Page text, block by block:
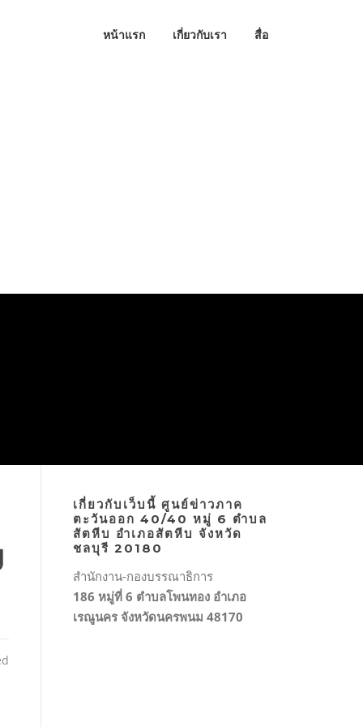
หน้าแรก เกี่ยวกับเรา สื่อ
เกี่ยวกับเว็บนี้ ศูนย์ข่าวภาค
ตะวันออก 40/40 หมู่ 6 ตำบล
สัตหีบ อำเภอสัตหีบ จังหวัด
ชลบุรี 20180
สำนักงาน-กองบรรณาธิการ
186 หมู่ที่ 6 ตำบลโพนทอง อำเภอ
เรณูนคร จังหวัดนครพนม 48170